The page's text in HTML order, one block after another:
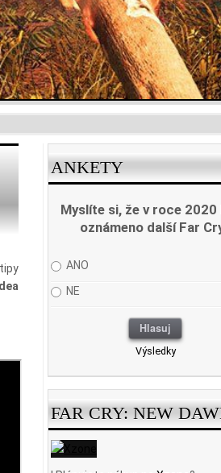
ANKETY
Myslíte si, že v roce 2020
oznámeno další Far
ANO
NE
Výsledky
FAR CRY: NEW